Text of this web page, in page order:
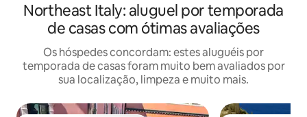
Northeast Italy: aluguel por temporada
de casas com ótimas avaliações
Os hóspedes concordam: estes aluguéis por
temporada de casas foram muito bem avaliados por
sua localização, limpeza e muito mais.